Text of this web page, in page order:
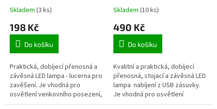
nabíjecí svítidlo z USB
zásuvky
Skladem (3 ks)
198 Kč
Do košíku
Praktická, dobíjecí přenosná a
závěsná LED lampa - lucerna pro
zavěšení. Je vhodná pro
osvětlení venkovního posezení,
při kempování, pro dekoraci
turistické závěsné nabíjecí
svítidlo z USB zásuvky
Skladem (10 ks)
490 Kč
Do košíku
Kvalitní a praktická, dobíjecí
přenosná, stojací a závěsná LED
lampa nabíjení z USB zásuvky.
Je vhodná pro osvětlení
venkovního posezení, při